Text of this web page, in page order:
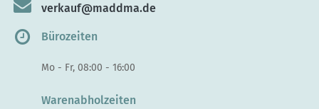
verkauf@maddma.de
Bürozeiten
Mo - Fr, 08:00 - 16:00
Warenabholzeiten